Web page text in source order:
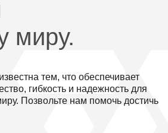
миру.
тем, что обеспечивает
гибкость и надежность для
Позвольте нам помочь достичь